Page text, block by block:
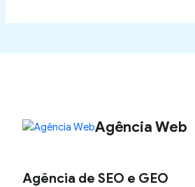
Agência Web
Agência de SEO e GEO